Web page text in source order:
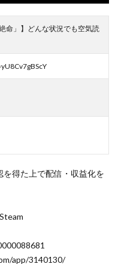
命」】どんな状況でも空気読
得た上で配信・収益化を
app/3140130/